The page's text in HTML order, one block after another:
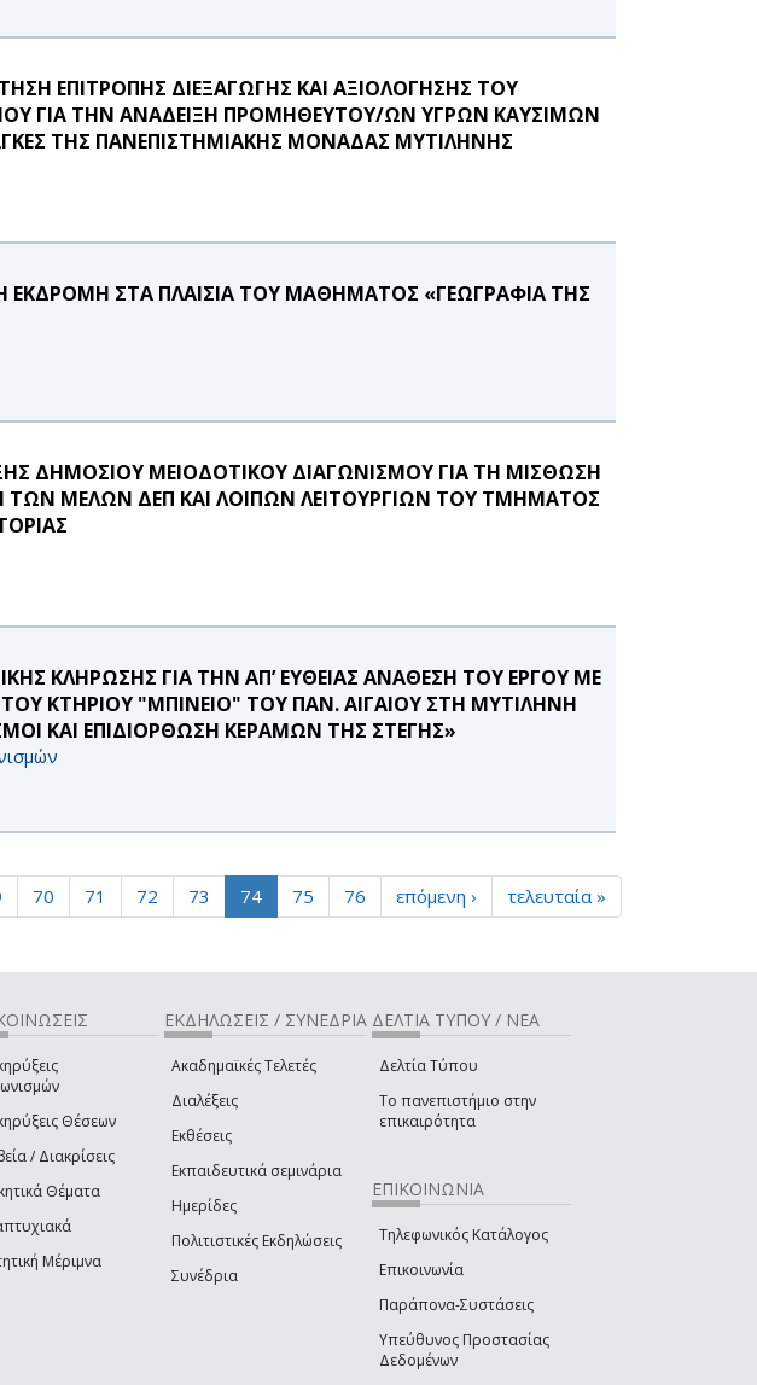
ΕΠΙΤΡΟΠΗΣ ΔΙΕΞΑΓΩΓΗΣ ΚΑΙ ΑΞΙΟΛΟΓΗΣΗΣ ΤΟΥ
ΓΙΑ ΤΗΝ ΑΝΑΔΕΙΞΗ ΠΡΟΜΗΘΕΥΤΟΥ/ΩΝ ΥΓΡΩΝ ΚΑΥΣΙΜΩΝ
ΤΗΣ ΠΑΝΕΠΙΣΤΗΜΙΑΚΗΣ ΜΟΝΑΔΑΣ ΜΥΤΙΛΗΝΗΣ
ΕΚΔΡΟΜΗ ΣΤΑ ΠΛΑΙΣΙΑ ΤΟΥ ΜΑΘΗΜΑΤΟΣ «ΓΕΩΓΡΑΦΙΑ ΤΗΣ
ΔΗΜΟΣΙΟΥ ΜΕΙΟΔΟΤΙΚΟΥ ΔΙΑΓΩΝΙΣΜΟΥ ΓΙΑ ΤΗ ΜΙΣΘΩΣΗ
ΤΩΝ ΜΕΛΩΝ ΔΕΠ ΚΑΙ ΛΟΙΠΩΝ ΛΕΙΤΟΥΡΓΙΩΝ ΤΟΥ ΤΜΗΜΑΤΟΣ
ΚΛΗΡΩΣΗΣ ΓΙΑ ΤΗΝ ΑΠ’ ΕΥΘΕΙΑΣ ΑΝΑΘΕΣΗ ΤΟΥ ΕΡΓΟΥ ΜΕ
ΚΤΗΡΙΟΥ "ΜΠΙΝΕΙΟ" ΤΟΥ ΠΑΝ. ΑΙΓΑΙΟΥ ΣΤΗ ΜΥΤΙΛΗΝΗ
ΚΑΙ ΕΠΙΔΙΟΡΘΩΣΗ ΚΕΡΑΜΩΝ ΤΗΣ ΣΤΕΓΗΣ»
70 71 72 73 74 75 76 επόμενη › τελευταία »
Θέσεων
/ Διακρίσεις
Θέματα
Μέριμνα
ΕΚΔΗΛΩΣΕΙΣ / ΣΥΝΕΔΡΙΑ
Ακαδημαϊκές Τελετές
Διαλέξεις
Εκθέσεις
Εκπαιδευτικά σεμινάρια
Ημερίδες
Πολιτιστικές Εκδηλώσεις
Συνέδρια
ΔΕΛΤΙΑ ΤΥΠΟΥ / ΝΕΑ
Δελτία Τύπου
Το πανεπιστήμιο στην
επικαιρότητα
ΕΠΙΚΟΙΝΩΝΙΑ
Τηλεφωνικός Κατάλογος
Επικοινωνία
Παράπονα-Συστάσεις
Υπεύθυνος Προστασίας
Δεδομένων